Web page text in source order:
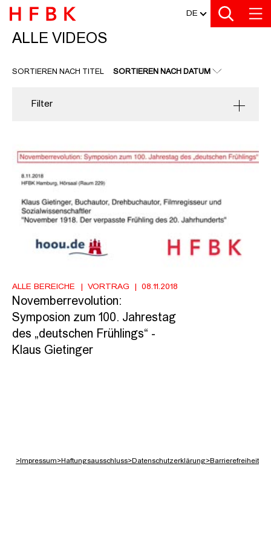
Zu den Filtern
Zur Metanavigation
Zur Hauptnavigation
Zur Suche
Zum Inhalt
Zum Seitenfuss DE
ALLE VIDEOS
ALLE VIDEOS
SORTIEREN NACH TITEL SORTIEREN NACH DATUM
Filter
ALLE BEREICHE VORTRAG 08.11.2018
Novemberrevolution:
Symposion zum 100. Jahrestag
des „deutschen Frühlings“ -
Klaus Gietinger
> Impressum>Haftungsausschluss>Datenschutzerklärung>Barrierefreiheit